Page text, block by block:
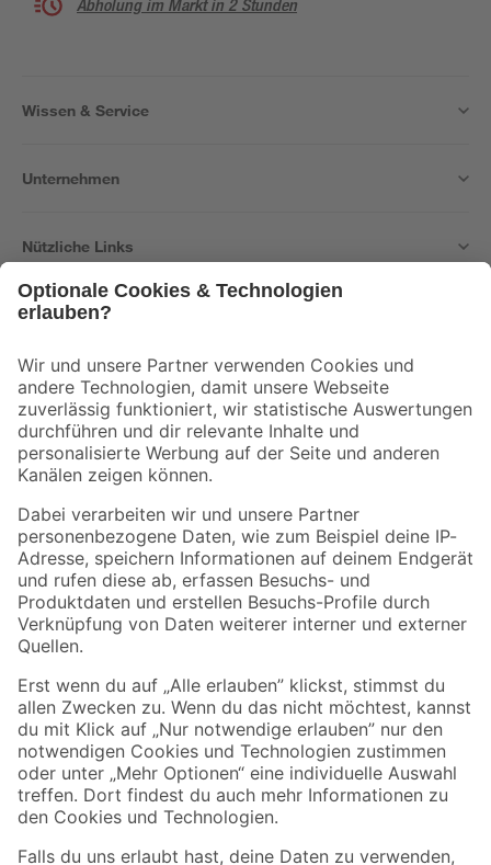
Abholung im Markt in 2 Stunden
Wissen & Service
Unternehmen
Nützliche Links
Der toom Newsletter: Keine Angebote und Aktionen mehr verpassen!
Zur Newsletter Anmeldung
Folge uns
Zahlungsarten Versandarten
Sicher einkaufen
Jetzt die toom-App herunterladen